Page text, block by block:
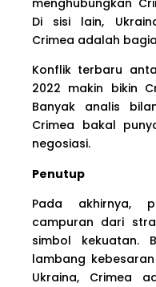
Di sisi lain,
Crimea adalah
Konflik terbaru
2022 makin bikin
Banyak analis
Crimea bakal
negosiasi.
Penutup
Pada akhirnya,
campuran dari
simbol kekuatan.
lambang
Ukraina, Crimea